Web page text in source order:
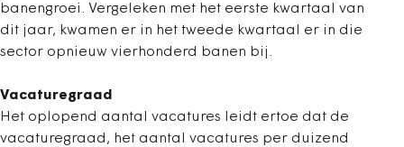
banengroei. Vergeleken met het eerste kwartaal van
dit jaar, kwamen er in het tweede kwartaal er in die
sector opnieuw vierhonderd banen bij.
Vacaturegraad
Het oplopend aantal vacatures leidt ertoe dat de
vacaturegraad, het aantal vacatures per duizend